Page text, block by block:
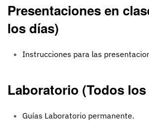
Presentaciones en
los días)
Instrucciones para las
Laboratorio (Todos
Guías Laboratorio permanente.